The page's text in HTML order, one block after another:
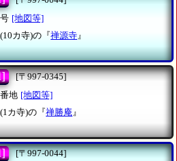
[地図等]
カ寺)の『禅源寺』
[〒997-0345]
地 [地図等]
カ寺)の『禅勝庵』
[〒997-0044]